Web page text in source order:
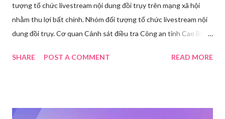
tượng tổ chức livestream nội dung đồi trụy trên mạng xã hội
nhằm thu lợi bất chính. Nhóm đối tượng tổ chức livestream nội
dung đồi trụy. Cơ quan Cảnh sát điều tra Công an tỉnh Cao Bằng
tạm giam đối với Triệu Thị Dung về hành vi truyền bá văn hóa
SHARE POST A COMMENT READ MORE